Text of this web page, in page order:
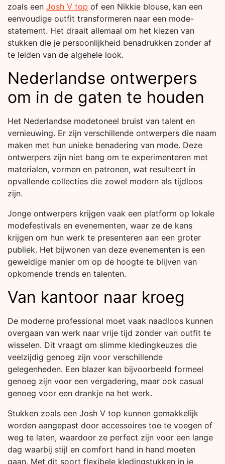
zoals een Josh V top of een Nikkie blouse, kan een
eenvoudige outfit transformeren naar een mode-
statement. Het draait allemaal om het kiezen van
stukken die je persoonlijkheid benadrukken zonder af
te leiden van de algehele look.
Nederlandse ontwerpers
om in de gaten te houden
Het Nederlandse modetoneel bruist van talent en
vernieuwing. Er zijn verschillende ontwerpers die naam
maken met hun unieke benadering van mode. Deze
ontwerpers zijn niet bang om te experimenteren met
materialen, vormen en patronen, wat resulteert in
opvallende collecties die zowel modern als tijdloos
zijn.
Jonge ontwerpers krijgen vaak een platform op lokale
modefestivals en evenementen, waar ze de kans
krijgen om hun werk te presenteren aan een groter
publiek. Het bijwonen van deze evenementen is een
geweldige manier om op de hoogte te blijven van
opkomende trends en talenten.
Van kantoor naar kroeg
De moderne professional moet vaak naadloos kunnen
overgaan van werk naar vrije tijd zonder van outfit te
wisselen. Dit vraagt om slimme kledingkeuzes die
veelzijdig genoeg zijn voor verschillende
gelegenheden. Een blazer kan bijvoorbeeld formeel
genoeg zijn voor een vergadering, maar ook casual
genoeg voor een drankje na het werk.
Stukken zoals een Josh V top kunnen gemakkelijk
worden aangepast door accessoires toe te voegen of
weg te laten, waardoor ze perfect zijn voor een lange
dag waarbij stijl en comfort hand in hand moeten
gaan. Met dit soort flexibele kledingstukken in je